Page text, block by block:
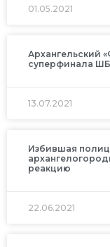
01.05.2021
Архангельский
суперфинала
13.07.2021
Избившая
реакцию
22.06.2021